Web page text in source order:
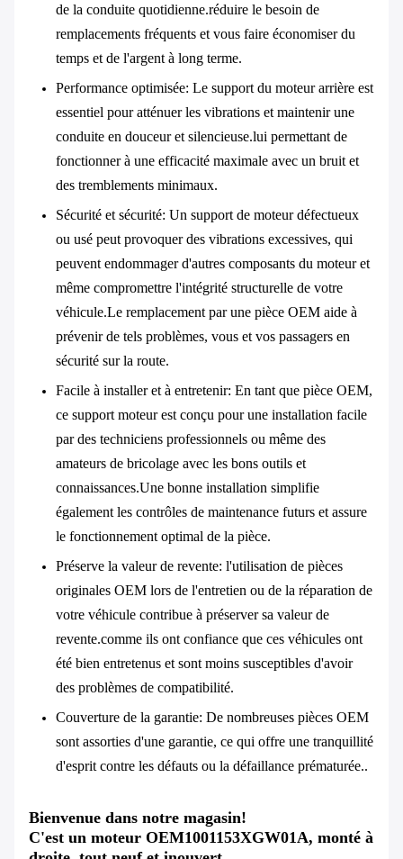
de la conduite quotidienne.réduire le besoin de
remplacements fréquents et vous faire économiser du
temps et de l'argent à long terme.
Performance optimisée: Le support du moteur arrière est
essentiel pour atténuer les vibrations et maintenir une
conduite en douceur et silencieuse.lui permettant de
fonctionner à une efficacité maximale avec un bruit et
des tremblements minimaux.
Sécurité et sécurité: Un support de moteur défectueux
ou usé peut provoquer des vibrations excessives, qui
peuvent endommager d'autres composants du moteur et
même compromettre l'intégrité structurelle de votre
véhicule.Le remplacement par une pièce OEM aide à
prévenir de tels problèmes, vous et vos passagers en
sécurité sur la route.
Facile à installer et à entretenir: En tant que pièce OEM,
ce support moteur est conçu pour une installation facile
par des techniciens professionnels ou même des
amateurs de bricolage avec les bons outils et
connaissances.Une bonne installation simplifie
également les contrôles de maintenance futurs et assure
le fonctionnement optimal de la pièce.
Préserve la valeur de revente: l'utilisation de pièces
originales OEM lors de l'entretien ou de la réparation de
votre véhicule contribue à préserver sa valeur de
revente.comme ils ont confiance que ces véhicules ont
été bien entretenus et sont moins susceptibles d'avoir
des problèmes de compatibilité.
Couverture de la garantie: De nombreuses pièces OEM
sont assorties d'une garantie, ce qui offre une tranquillité
d'esprit contre les défauts ou la défaillance prématurée..
Bienvenue dans notre magasin!
C'est un moteur OEM1001153XGW01A, monté à